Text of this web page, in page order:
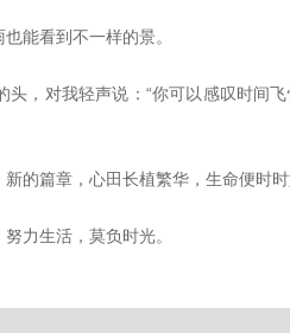
能看到不一样的景。
头，对我轻声说： “你可以感叹时间
的篇章，心田长植繁华，生命便时时
力生活，莫负时光。